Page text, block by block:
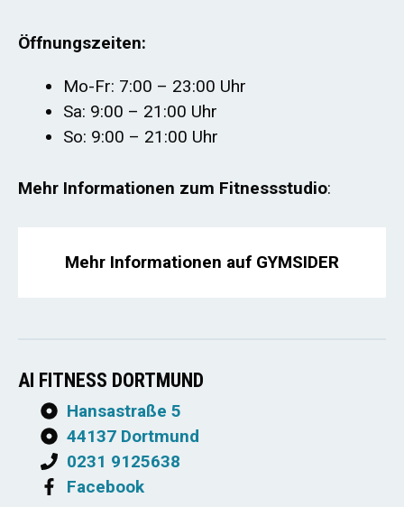
Öffnungszeiten:
Mo-Fr: 7:00 – 23:00 Uhr
Sa: 9:00 – 21:00 Uhr
So: 9:00 – 21:00 Uhr
Mehr Informationen zum Fitnessstudio:
Mehr Informationen auf GYMSIDER
AI FITNESS DORTMUND
Hansastraße 5
44137 Dortmund
0231 9125638
Facebook